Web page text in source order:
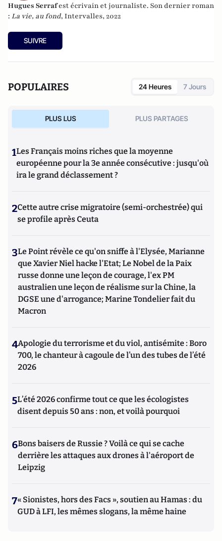
Hugues Serrafest écrivain et journaliste. Son dernier roman
: La vie, au fond, Intervalles, 2022
SUIVRE
POPULAIRES 24 Heures 7 Jours
PLUS LUS PLUS PARTAGES
1Les Français moins riches que la moyenne
européenne pour la 3e année consécutive : jusqu'où
ira le grand déclassement ?
2Cette autre crise migratoire (semi-orchestrée) qui
se profile après Ceuta
3Le Point révèle ce qu'on sniffe à l'Elysée, Marianne
que Xavier Niel hacke l'Etat; Le Nobel de la Paix
russe donne une leçon de courage, l'ex PM
australien une leçon de réalisme sur la Chine, la
DGSE une d'arrogance; Marine Tondelier fait du
Macron
4Apologie du terrorisme et du viol, antisémite : Boro
700, le chanteur à cagoule de l’un des tubes de l’été
2026
5L’été 2026 confirme tout ce que les écologistes
disent depuis 50 ans : non, et voilà pourquoi
6Bons baisers de Russie ? Voilà ce qui se cache
derrière les attaques aux drones à l'aéroport de
Leipzig
7« Sionistes, hors des Facs », soutien au Hamas : du
GUD à LFI, les mêmes slogans, la même haine